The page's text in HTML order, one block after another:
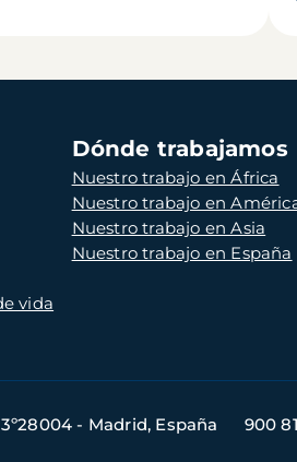
vida
Dónde trabajamos
Nuestro trabajo en África
Nuestro trabajo en
Nuestro trabajo en Asia
Nuestro trabajo en España
- Madrid, España 900